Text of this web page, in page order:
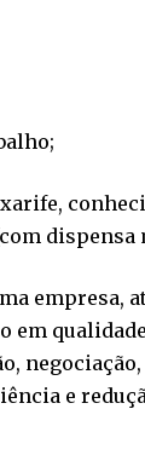
empresa,
em
e